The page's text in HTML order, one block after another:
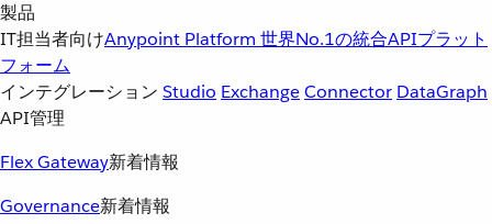
製品
IT担当者向けAnypoint Platform 世界No.1の統合APIプラット
フォーム
インテグレーション Studio ExchangeConnector DataGraph
API管理
Flex Gateway新着情報
Governance新着情報